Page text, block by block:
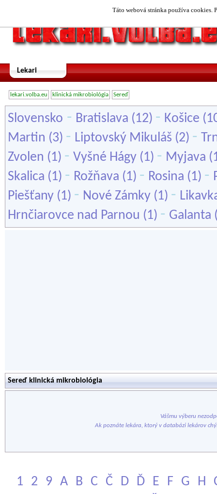
Táto webová stránka používa cookies.
Lekari
lekari.volba.eu klinická mikrobiológia Sereď
Slovensko - Bratislava (12) - Košice
Martin (3) - Liptovský Mikuláš (2) -
Zvolen (1) - Vyšné Hágy (1) - Myjava
Skalica (1) - Rožňava (1) - Rosina (1) -
Piešťany (1) - Nové Zámky (1) -
Hrnčiarovce nad Parnou (1) - Galanta
Sereď klinická mikrobiológia
Vášmu výberu
Ak poznáte lekára, ktorý v databázi lekárov
1 2 9 A B C Č D Ď E F G H